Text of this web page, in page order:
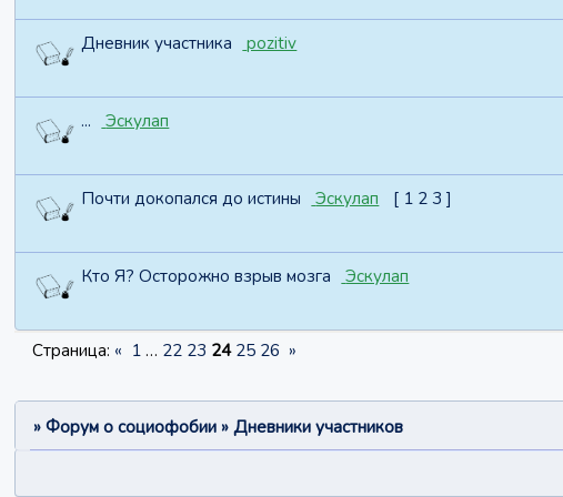
Дневник участника pozitiv
... Эскулап
Почти докопался до истины Эскулап [ 1 2 3 ]
Кто Я? Осторожно взрыв мозга Эскулап
Страница: « 1 … 22 23 24 25 26 »
» Форум о социофобии » Дневники участников